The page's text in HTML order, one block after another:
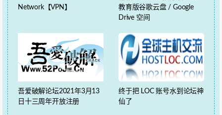
Network【VPN】
教育版谷歌云盘 / Google
Drive 空间
吾爱破解论坛2021年3月13
日十三周年开放注册
终于把 LOC 账号水到论坛神
仙了